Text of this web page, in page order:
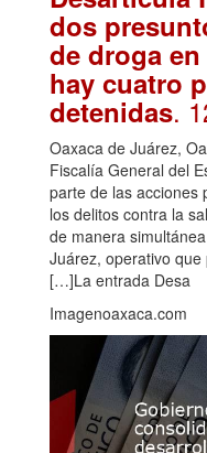
dos
de droga
hay cuatro
detenidas.
Oaxaca de Juárez,
Fiscalía General del
parte de las acciones
los delitos contra la
de manera
Juárez, operativo
[…]La entrada Desa
Imagenoaxaca.com